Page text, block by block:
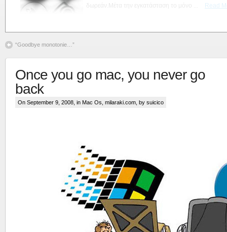
“Goodbye monotonie…”
Once you go mac, you never go
back
On September 9, 2008, in Mac Os milaraki.com , by suicico